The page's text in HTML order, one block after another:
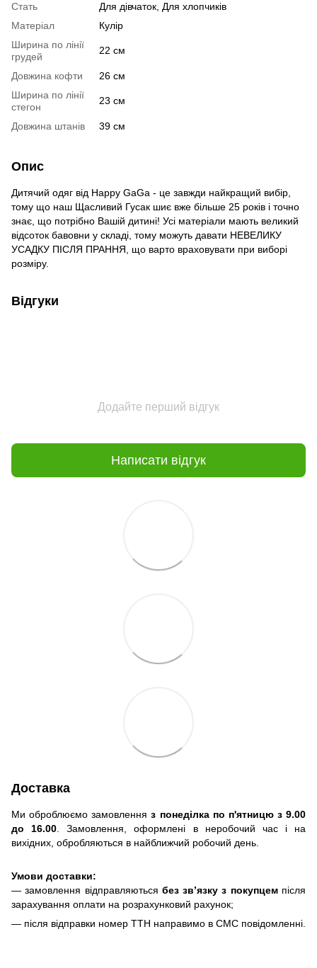
Стать
Для дівчаток, Для хлопчиків
Матеріал
Кулір
Ширина по лінії
грудей
22 см
Довжина кофти
26 см
Ширина по лінії
стегон
23 см
Довжина штанів 39 см
Опис
Дитячий одяг від Happy GaGa - це завжди найкращий вибір,
тому що наш Щасливий Гусак шиє вже більше 25 років і точно
знає, що потрібно Вашій дитині! Усі матеріали мають великий
відсоток бавовни у складі, тому можуть давати НЕВЕЛИКУ
УСАДКУ ПІСЛЯ ПРАННЯ, що варто враховувати при виборі
розміру.
Відгуки
Додайте перший відгук
Написати відгук
Доставка
Ми оброблюємо замовленняз понеділка по п'ятницю з 9.00
до 16.00. Замовлення, оформлені в неробочий час і на
вихідних, обробляються в найближчий робочий день.
Умови доставки:
— замовлення відправляються без зв’язку з покупцемпісля
зарахування оплати на розрахунковий рахунок;
— після відправки номер ТТН направимо в СМС повідомленні.